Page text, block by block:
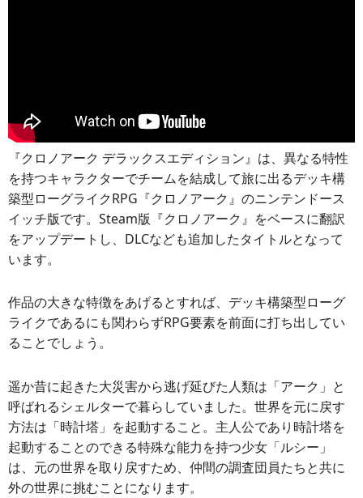
『クロノアーク デラックスエディション』は、異なる特性
を持つキャラクターでチームを結成して旅に出るデッキ構
築型ローグライクRPG『クロノアーク』のニンテンドース
イッチ版です。Steam版『クロノアーク』をベースに翻訳
をアップデートし、DLCなども追加したタイトルとなって
います。
作品の大きな特徴をあげるとすれば、デッキ構築型ローグ
ライクであるにも関わらずRPG要素を前面に打ち出してい
ることでしょう。
遥か昔に起きた大災害から逃げ延びた人類は「アーク」と
呼ばれるシェルターで暮らしていました。世界を元に戻す
方法は「時計塔」を起動すること。主人公であり時計塔を
起動することのできる特殊な能力を持つ少女「ルシー」
は、元の世界を取り戻すため、仲間の調査団員たちと共に
外の世界に挑むことになります。